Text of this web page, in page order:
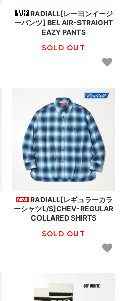
RADIALL[レーヨンイージ
ーパンツ] BEL AIR-STRAIGHT
EAZY PANTS
SOLD OUT
RADIALL[レギュラーカラ
ーシャツL/S]CHEV-REGULAR
COLLARED SHIRTS
SOLD OUT